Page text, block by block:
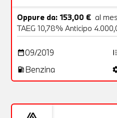
Oppure da: 153,00 € al
TAEG 10,78% Anticipo
date_range09/2019
local_gas_station Benzina